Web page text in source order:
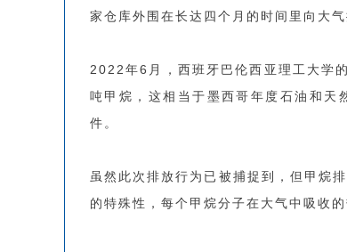
家仓库外围在长达四个月的时间里向大
2022年6月，西班牙巴伦西亚理工大学
吨甲烷，这相当于墨西哥年度石油和天
件。
虽然此次排放行为已被捕捉到，但甲烷
的特殊性，每个甲烷分子在大气中吸收